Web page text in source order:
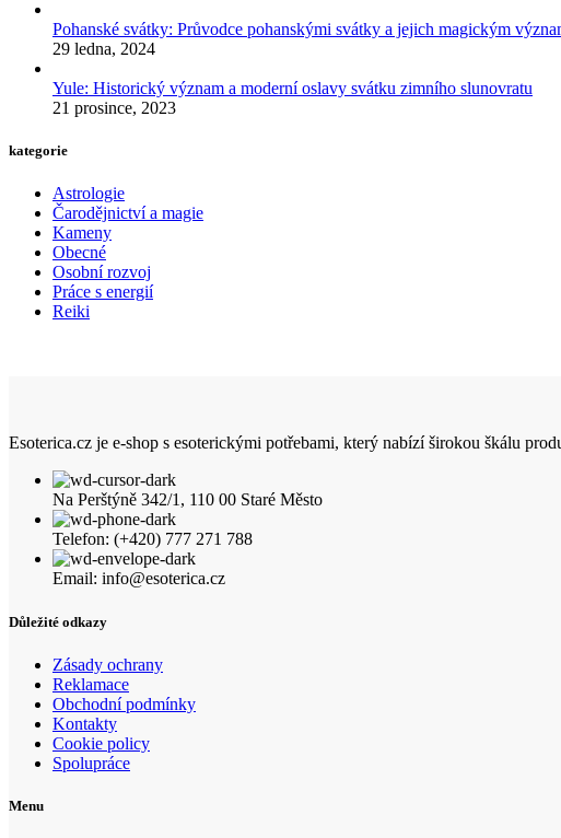
Pohanské svátky: Průvodce pohanskými svátky a jejich magickým
29 ledna, 2024
Yule: Historický význam a moderní oslavy svátku zimního slunovratu
21 prosince, 2023
kategorie
Astrologie
Čarodějnictví a magie
Kameny
Obecné
Osobní rozvoj
Práce s energií
Reiki
Esoterica.cz je e-shop s esoterickými potřebami, který nabízí širokou škálu
Na Perštýně 342/1, 110 00 Staré Město
Telefon: (+420) 777 271 788
Email: info@esoterica.cz
Důležité odkazy
Zásady ochrany
Reklamace
Obchodní podmínky
Kontakty
Cookie policy
Spolupráce
Menu